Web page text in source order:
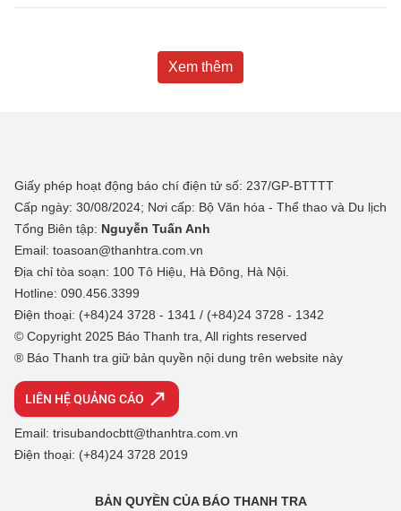
Xem thêm
Giấy phép hoạt động báo chí điện tử số: 237/GP-BTTTT
Cấp ngày: 30/08/2024; Nơi cấp: Bộ Văn hóa - Thể thao và Du lịch
Tổng Biên tập: Nguyễn Tuấn Anh
Email: toasoan@thanhtra.com.vn
Địa chỉ tòa soạn: 100 Tô Hiệu, Hà Đông, Hà Nội.
Hotline: 090.456.3399
Điện thoại: (+84)24 3728 - 1341 / (+84)24 3728 - 1342
© Copyright 2025 Báo Thanh tra, All rights reserved
® Báo Thanh tra giữ bản quyền nội dung trên website này
LIÊN HỆ QUẢNG CÁO
Email: trisubandocbtt@thanhtra.com.vn
Điện thoại: (+84)24 3728 2019
BẢN QUYỀN CỦA BÁO THANH TRA